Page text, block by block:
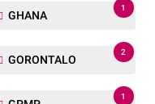
GHANA
1
GORONTALO
2
1